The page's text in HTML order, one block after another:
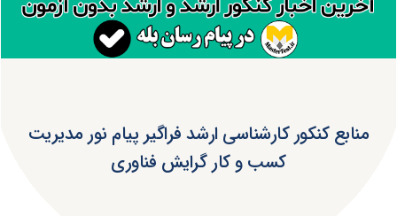
منابع کنکور کارشناسی ارشد فراگیر پیام نور مدیریت
کسب و کار گرایش فناوری